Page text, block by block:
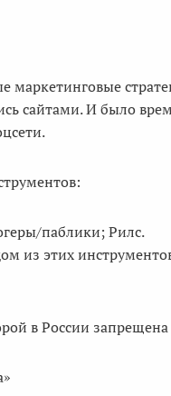
сайтами. И было
паблики; Рилс.
из этих
в России запрещена